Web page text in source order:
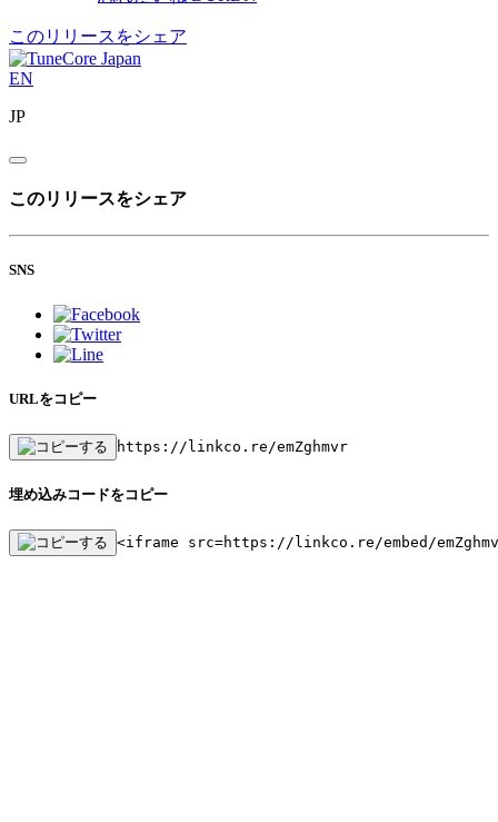
このリリースをシェア
EN
JP
このリリースをシェア
SNS
URLをコピー
https://linkco.re/emZghmvr
埋め込みコードをコピー
<iframe src=https://linkco.re/embed/